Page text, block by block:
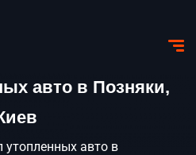
авто в Позняки,
утопленных авто в